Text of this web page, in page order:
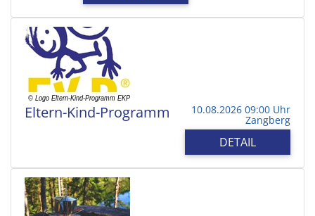
Eltern-Kind-Programm 10.08.2026 09:00 Uhr
Zangberg
DETAIL